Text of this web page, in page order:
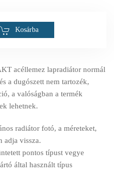
Kosárba
acéllemez lapradiátor normál
a dugószett nem tartozék,
a valóságban a termék
lehetnek.
radiátor fotó, a méreteket,
adja vissza.
pontos típust vegye
által használt típus